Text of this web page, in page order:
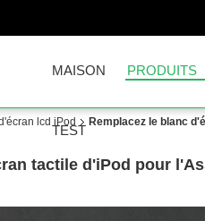
MAISON PRODUITS
TEST
lcd iPod
Remplacez le blanc
tactile d'iPod pour